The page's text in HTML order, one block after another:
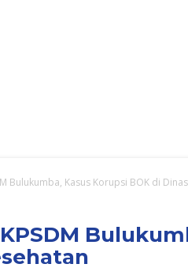
Bulukumba, Kasus Korupsi BOK di